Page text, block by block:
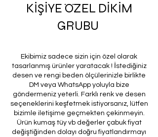
KİŞİYE ÖZEL DİKİM
GRUBU
Ekibimiz sadece sizin için özel olarak
tasarlanmış ürünler yaratacak ! İstediğiniz
desen ve rengi beden ölçülerinizle birlikte
DM veya WhatsApp yoluyla bize
göndermeniz yeterli. Farklı renk ve desen
seçeneklerini keşfetmek istiyorsanız, lütfen
bizimle iletişime geçmekten çekinmeyin.
Ürün kumaş tüy vb değerler çabuk fiyat
değiştiğinden dolayı doğru fiyatlandırmayı